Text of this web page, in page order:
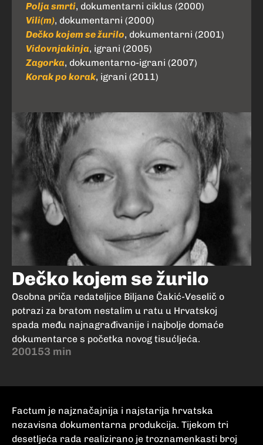
Polja smrti, dokumentarni ciklus (2000)
Vili(m), dokumentarni (2000)
Dečko kojem se žurilo, dokumentarni (2001)
Vidovnjakinja, igrani (2005)
Zagorka, dokumentarno-igrani (2007)
Korak po korak, igrani (2011)
Dečko kojem se žurilo
Osobna priča redateljice Biljane Čakić-Veselič o
potrazi za bratom nestalim u ratu u Hrvatskoj
spada među najnagrađivanije i najbolje domaće
dokumentarce s početka novog tisućljeća.
200153 min
Factum je najznačajnija i najstarija hrvatska
nezavisna dokumentarna produkcija. Tijekom tri
desetljeća rada realizirano je troznamenkasti broj